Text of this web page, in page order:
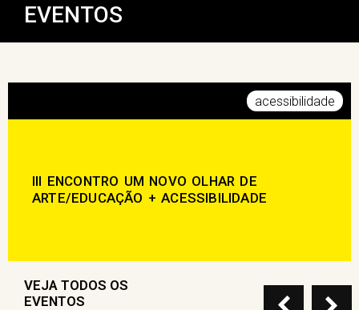
EVENTOS
acessibilidade
III ENCONTRO UM NOVO OLHAR DE
ARTE/EDUCAÇÃO + ACESSIBILIDADE
VEJA TODOS OS
EVENTOS